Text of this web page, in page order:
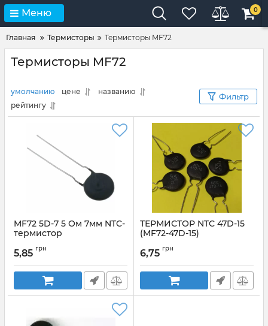
Меню 0
Главная Термисторы Термисторы MF72
Термисторы MF72
умолчанию цене
названию
рейтингу
Фильтр
MF72 5D-7 5 Ом 7мм NTC-
термистор
5,85 грн
ТЕРМИСТОР NTC 47D-15
(MF72-47D-15)
6,75 грн